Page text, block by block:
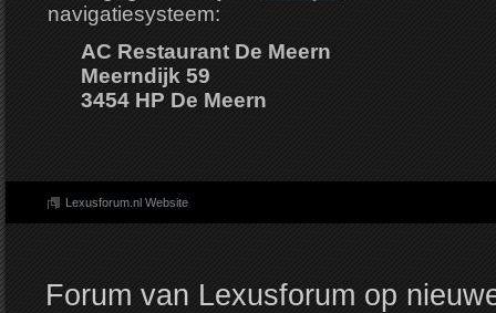
navigatiesysteem:
AC Restaurant De Meern
Meerndijk 59
3454 HP De Meern
Lexusforum.nl Website
Forum van Lexusforum op